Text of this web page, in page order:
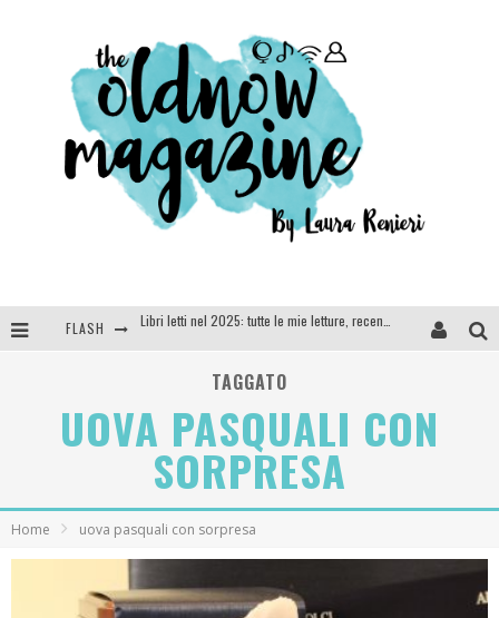
FLASH
SEE YOU AT 5 | Chanel
Anya Taylor-Joy, Jisoo e Willow Smith protagoniste della nuova campagna Dior Addict
TAGGATO
UOVA PASQUALI CON
SORPRESA
Home uova pasquali con sorpresa